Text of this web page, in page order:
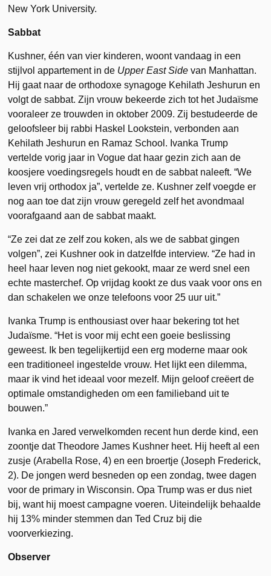
New York University.
Sabbat
Kushner, één van vier kinderen, woont vandaag in een
stijlvol appartement in de Upper East Side van Manhattan.
Hij gaat naar de orthodoxe synagoge Kehilath Jeshurun en
volgt de sabbat. Zijn vrouw bekeerde zich tot het Judaïsme
vooraleer ze trouwden in oktober 2009. Zij bestudeerde de
geloofsleer bij rabbi Haskel Lookstein, verbonden aan
Kehilath Jeshurun en Ramaz School. Ivanka Trump
vertelde vorig jaar in Vogue dat haar gezin zich aan de
koosjere voedingsregels houdt en de sabbat naleeft. “We
leven vrij orthodox ja”, vertelde ze. Kushner zelf voegde er
nog aan toe dat zijn vrouw geregeld zelf het avondmaal
voorafgaand aan de sabbat maakt.
“Ze zei dat ze zelf zou koken, als we de sabbat gingen
volgen”, zei Kushner ook in datzelfde interview. “Ze had in
heel haar leven nog niet gekookt, maar ze werd snel een
echte masterchef. Op vrijdag kookt ze dus vaak voor ons en
dan schakelen we onze telefoons voor 25 uur uit.”
Ivanka Trump is enthousiast over haar bekering tot het
Judaïsme. “Het is voor mij echt een goeie beslissing
geweest. Ik ben tegelijkertijd een erg moderne maar ook
een traditioneel ingestelde vrouw. Het lijkt een dilemma,
maar ik vind het ideaal voor mezelf. Mijn geloof creëert de
optimale omstandigheden om een familieband uit te
bouwen.”
Ivanka en Jared verwelkomden recent hun derde kind, een
zoontje dat Theodore James Kushner heet. Hij heeft al een
zusje (Arabella Rose, 4) en een broertje (Joseph Frederick,
2). De jongen werd besneden op een zondag, twee dagen
voor de primary in Wisconsin. Opa Trump was er dus niet
bij, want hij moest campagne voeren. Uiteindelijk behaalde
hij 13% minder stemmen dan Ted Cruz bij die
voorverkiezing.
Observer